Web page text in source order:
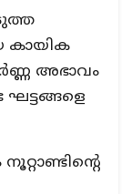
കായിക
അഭാവം
ഘട്ടങ്ങളെ